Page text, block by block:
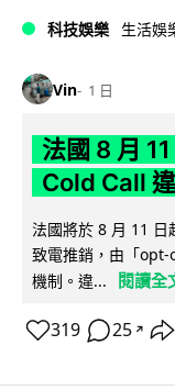
科技娛樂 生活娛
Vin 1 日
法國 8 月
Cold Call
法國將於 8 月 11 日
致電推銷，由「
機制。違...
閱讀全
319 25 ↗